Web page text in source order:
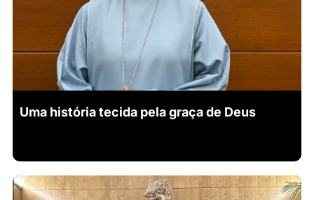
Uma história tecida pela graça de Deus